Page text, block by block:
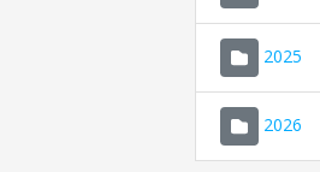
2025
2026